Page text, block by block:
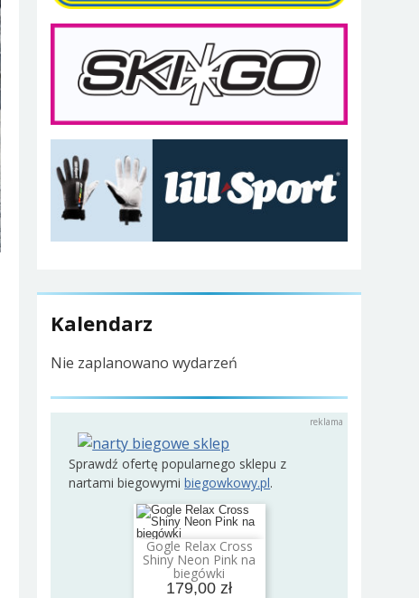
Kalendarz
Nie zaplanowano wydarzeń
Sprawdź ofertę popularnego sklepu z
nartami biegowymibiegowkowy.pl.
Gogle Relax Cross
Shiny Neon Pink na
biegówki
179,00 zł
Dodaj do koszyka